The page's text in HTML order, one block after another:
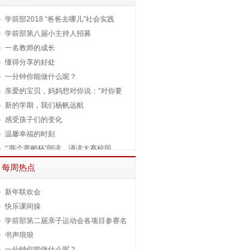
学前部2018 “爸爸去哪儿”社会实践
学前部第八届小主持人招募
一名教师的成长
懂得分享的好处
一分钟你能做什么呢？
亲爱的宝贝，妈妈想对你说：“对你要
新的学期，我们杨帆远航
感受孩子们的变化
温馨幸福的时刻
“‘两个黄鹂杯’朗读、诵读大赛校园
每周热点
新年联欢会
快乐课间操
学前部第二届亲子运动会各项目参赛名
书声琅琅